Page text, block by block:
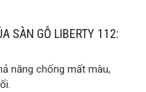
SÀN GỖ LIBERTY 112:
năng chống mất màu,